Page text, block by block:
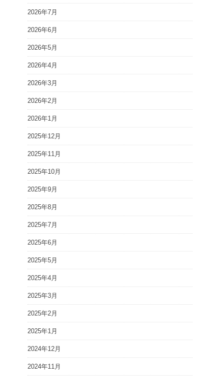
2026年7月
2026年6月
2026年5月
2026年4月
2026年3月
2026年2月
2026年1月
2025年12月
2025年11月
2025年10月
2025年9月
2025年8月
2025年7月
2025年6月
2025年5月
2025年4月
2025年3月
2025年2月
2025年1月
2024年12月
2024年11月